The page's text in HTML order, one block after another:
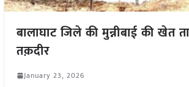
बालाघाट जिले की मुन्नीबाई की खेत
तक़दीर
January 23, 2026